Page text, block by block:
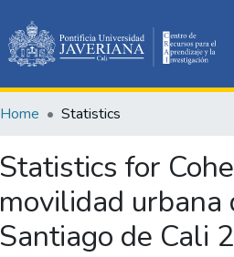
Home Statistics
Statistics for
movilidad urbana
Santiago de Cali